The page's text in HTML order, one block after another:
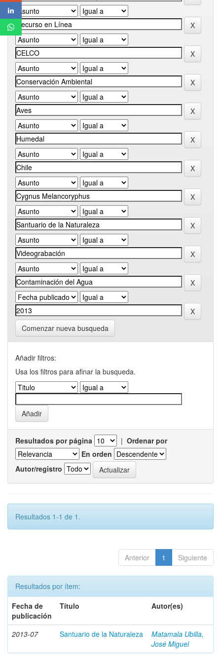
Comenzar nueva busqueda
Añadir filtros:
Usa los filtros para afinar la busqueda.
Resultados por página | Ordenar por
En orden
Autor/registro
Resultados 1-1 de 1.
Anterior 1 Siguiente
Resultados por ítem:
Fecha de
publicación
Título Autor(es)
2013-07 Santuario de la Naturaleza
Matamala Ubilla,
José Miguel